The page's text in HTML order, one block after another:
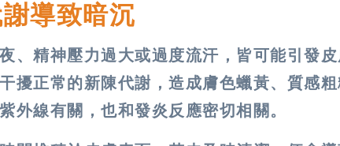
導致暗沉
、精神壓力過大或過度流汗，皆可能引發皮
擾正常的新陳代謝，造成膚色蠟黃、質感粗
外線有關，也和發炎反應密切相關。